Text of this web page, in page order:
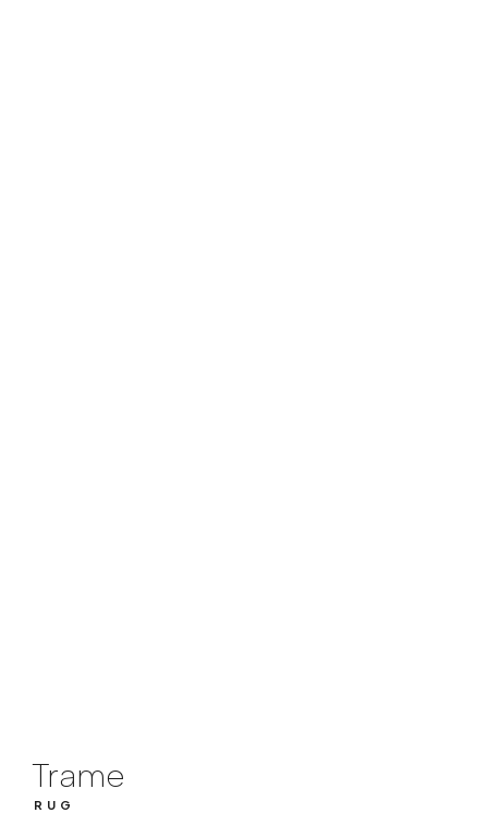
Trame
RUG